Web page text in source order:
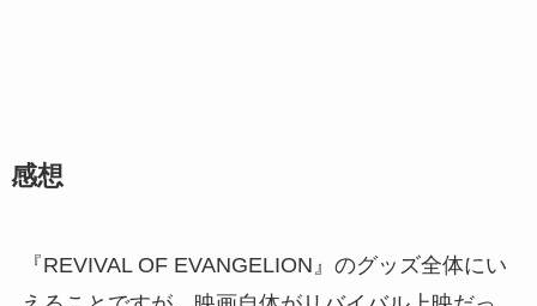
感想
『REVIVAL OF EVANGELION』のグッズ全体にい